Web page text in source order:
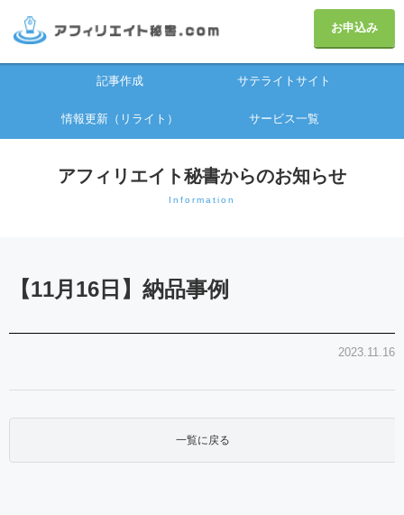
お申込み
記事作成 サテライトサイト
情報更新（リライト） サービス一覧
アフィリエイト秘書からのお知らせ
Information
【11月16日】納品事例
2023.11.16
一覧に戻る